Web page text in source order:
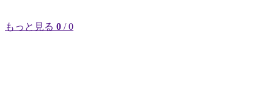
もっと見る 0 / 0